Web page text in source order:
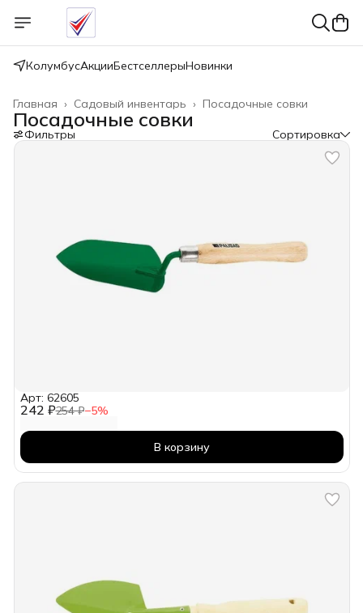
КолумбусАкцииБестселлерыНовинки
Посадочные совки
Садовый инвентарь ›
Главная ›
Посадочные совки
Фильтры Сортировка
242 ₽254 ₽−5%
Арт: 62605
В корзину